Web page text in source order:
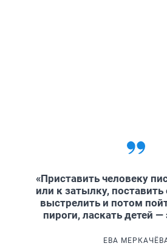
«Приставить человеку
или к затылку, поставить
выстрелить и потом
пироги, ласкать детей
ЕВА